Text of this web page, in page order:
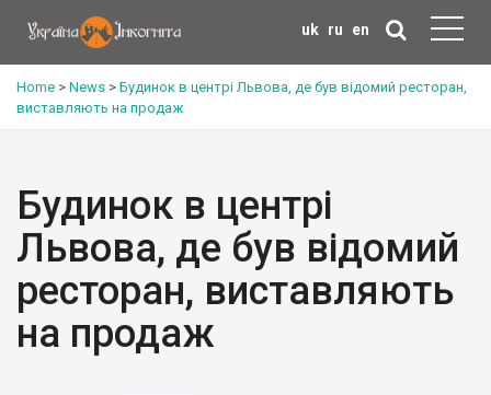
uk ru en
Home > News > Будинок в центрі Львова, де був відомий ресторан,
виставляють на продаж
Будинок в центрі
Львова, де був відомий
ресторан, виставляють
на продаж